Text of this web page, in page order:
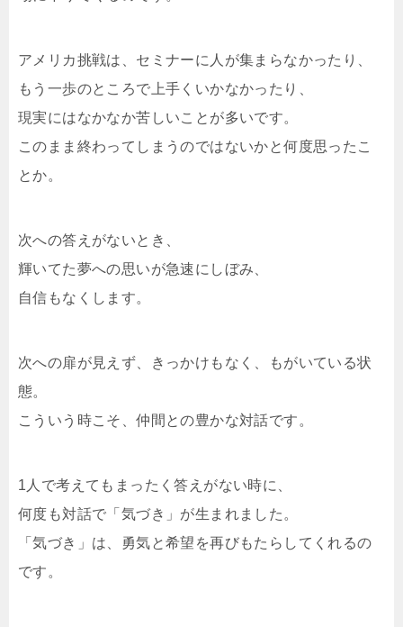
アメリカ挑戦は、セミナーに人が集まらなかったり、
もう一歩のところで上手くいかなかったり、
現実にはなかなか苦しいことが多いです。
このまま終わってしまうのではないかと何度思ったこ
とか。
次への答えがないとき、
輝いてた夢への思いが急速にしぼみ、
自信もなくします。
次への扉が見えず、きっかけもなく、もがいている状
態。
こういう時こそ、仲間との豊かな対話です。
1人で考えてもまったく答えがない時に、
何度も対話で「気づき」が生まれました。
「気づき」は、勇気と希望を再びもたらしてくれるの
です。